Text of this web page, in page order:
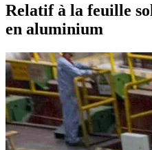
Relatif à la feuille
en aluminium